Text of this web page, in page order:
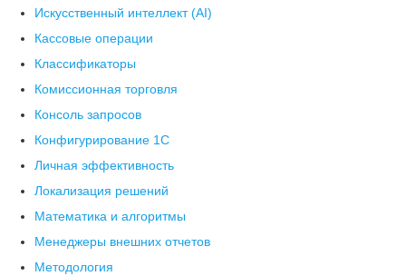
Искусственный интеллект (AI)
Кассовые операции
Классификаторы
Комиссионная торговля
Консоль запросов
Конфигурирование 1С
Личная эффективность
Локализация решений
Математика и алгоритмы
Менеджеры внешних отчетов
Методология